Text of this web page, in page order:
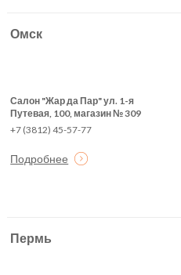
Омск
Салон "Жар да Пар" ул. 1-я
Путевая, 100, магазин № 309
+7 (3812) 45-57-77
Подробнее
Пермь